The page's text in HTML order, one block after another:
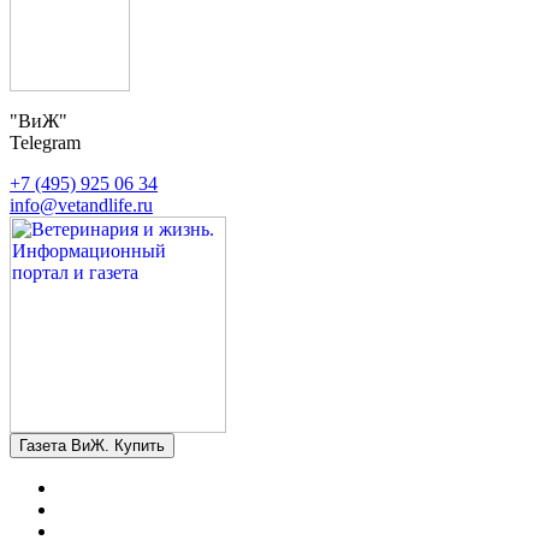
"ВиЖ"
Telegram
+7 (495) 925 06 34
info@vetandlife.ru
Газета ВиЖ. Купить